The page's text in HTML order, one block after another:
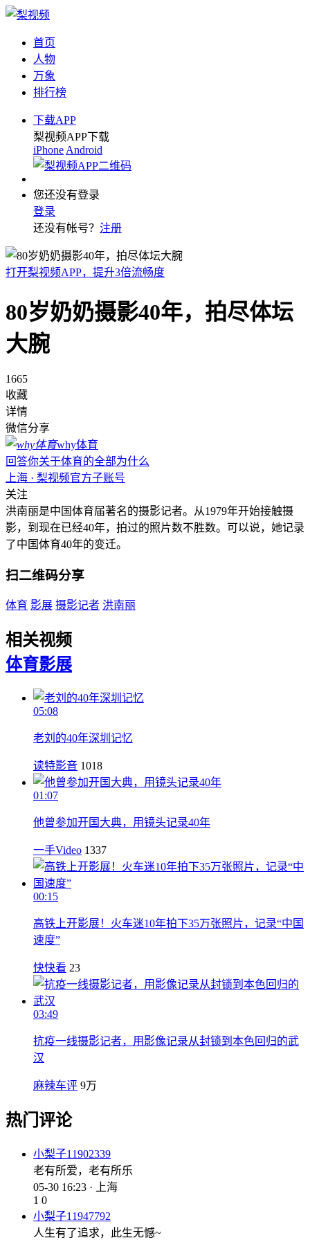
首页
人物
万象
排行榜
下载APP
梨视频APP下载
iPhone Android
您还没有登录
登录
还没有帐号？ 注册
打开梨视频APP，提升3倍流畅度
80岁奶奶摄影40年，拍尽体坛
大腕
1665
收藏
详情
微信分享
why体育
回答你关于体育的全部为什么
上海 · 梨视频官方子账号
关注
洪南丽是中国体育届著名的摄影记者。从1979年开始接触摄
影，到现在已经40年，拍过的照片数不胜数。可以说，她记录
了中国体育40年的变迁。
扫二维码分享
体育 影展 摄影记者 洪南丽
相关视频
体育影展
05:08
老刘的40年深圳记忆
读特影音 1018
01:07
他曾参加开国大典，用镜头记录40年
一手Video 1337
00:15
高铁上开影展！火车迷10年拍下35万张照片，记录“中国
速度”
快快看 23
03:49
抗疫一线摄影记者，用影像记录从封锁到本色回归的武
汉
麻辣车评 9万
热门评论
小梨子11902339
老有所爱，老有所乐
05-30 16:23 · 上海
1 0
小梨子11947792
人生有了追求，此生无憾~